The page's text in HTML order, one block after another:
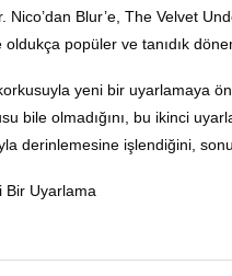
Nico’dan Blur’e, The Velvet
oldukça popüler ve tanıdık
yeni bir uyarlamaya
bile olmadığını, bu ikinci
derinlemesine işlendiğini,
Bir Uyarlama